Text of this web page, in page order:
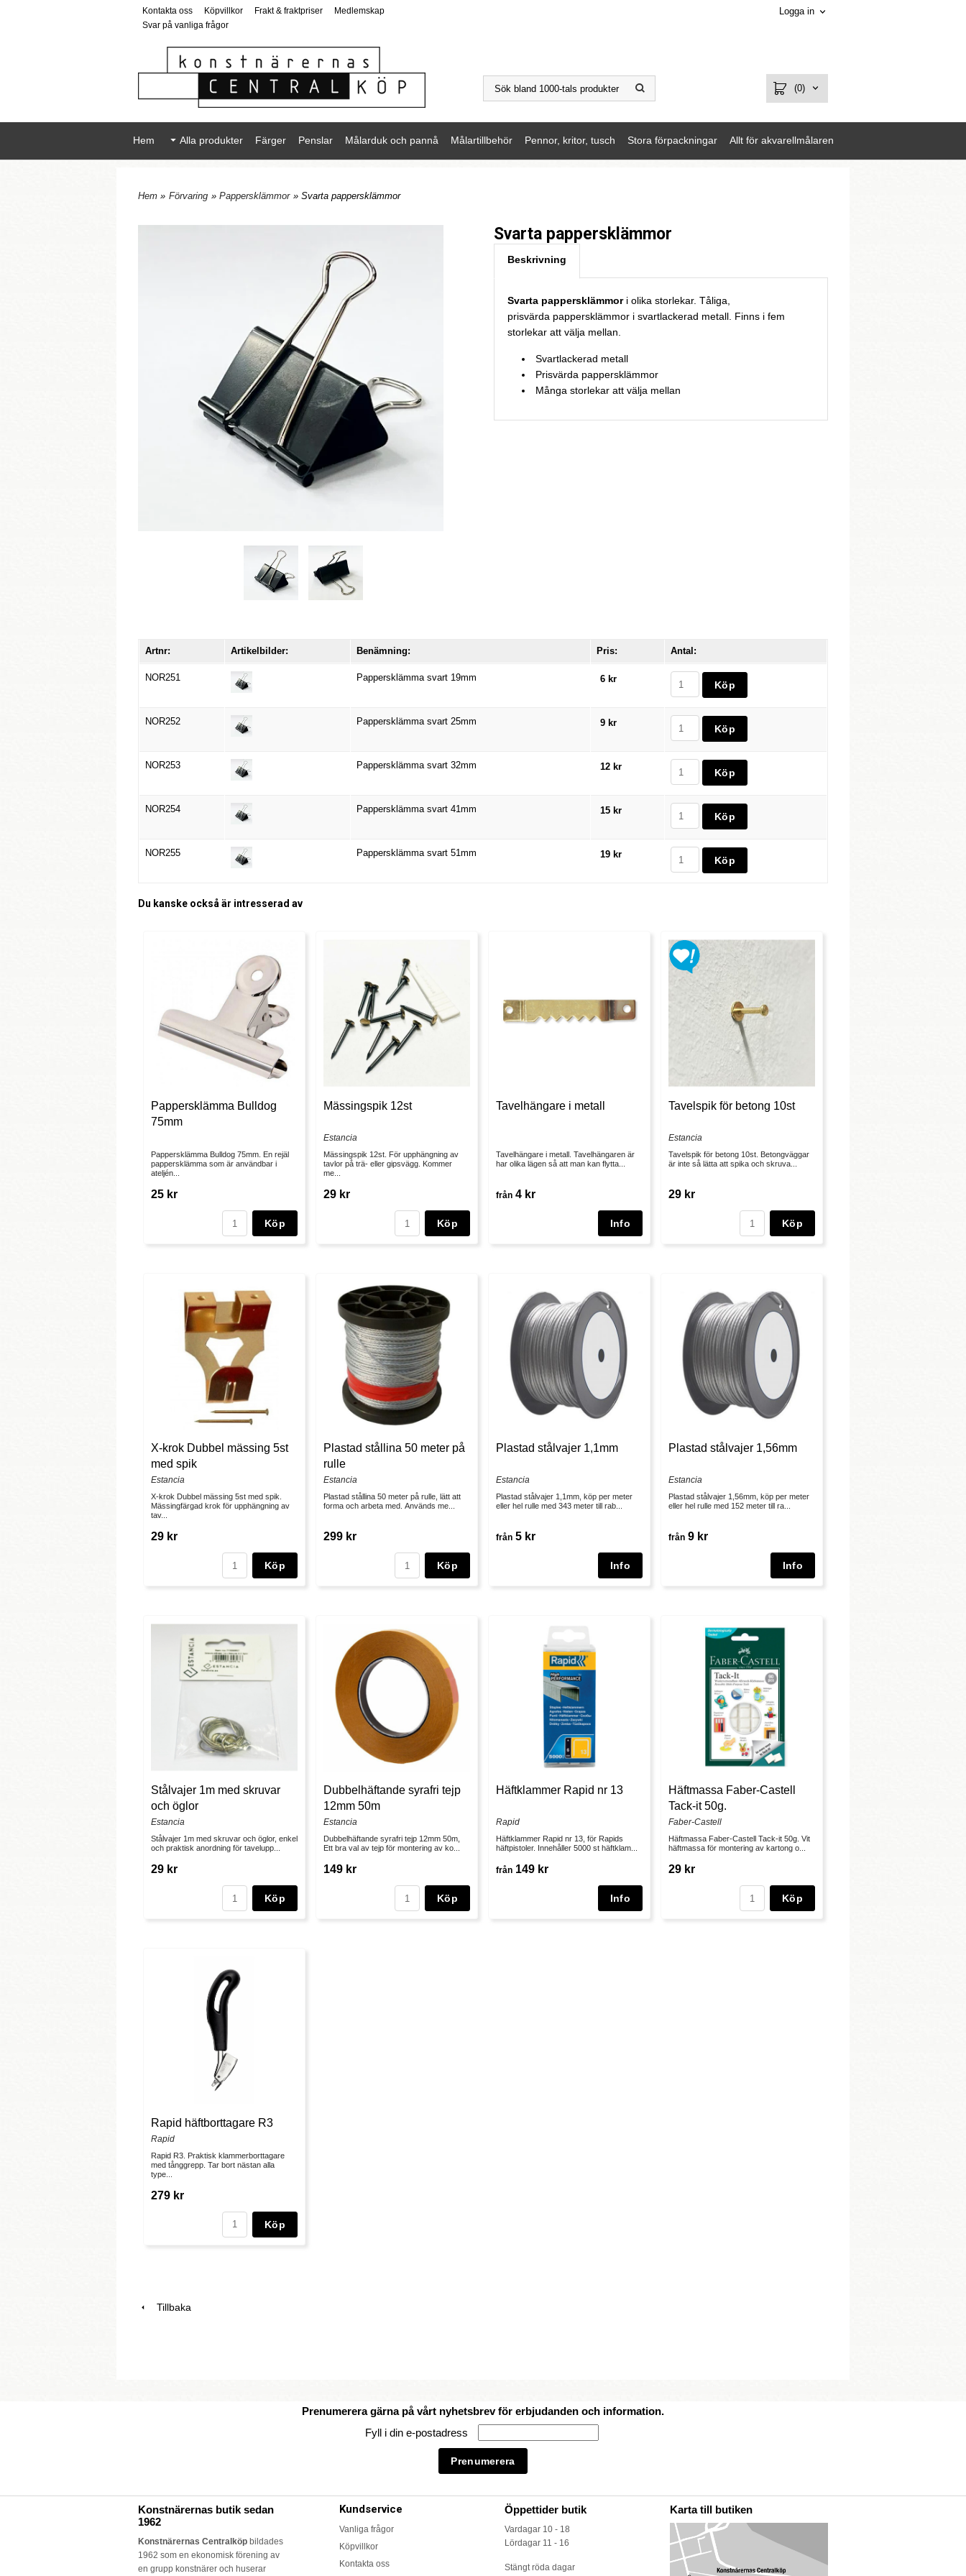
Kontakta oss Köpvillkor Frakt & fraktpriser
Medlemskap
Svar på vanliga frågor
Logga in
(0)
Hem Alla produkter Färger Penslar Målarduk och pannå Målartillbehör Pennor, kritor, tusch Stora förpackningar Allt för akvarellmålaren
Hem » Förvaring » Pappersklämmor » Svarta pappersklämmor
Svarta pappersklämmor
Beskrivning
Svarta pappersklämmori olika storlekar. Tåliga,
prisvärda pappersklämmor i svartlackerad metall. Finns i fem
storlekar att välja mellan.
Svartlackerad metall
Prisvärda pappersklämmor
Många storlekar att välja mellan
Artnr: Artikelbilder: Benämning: Pris: Antal:
NOR251 Pappersklämma svart 19mm 6 kr
NOR252 Pappersklämma svart 25mm 9 kr
NOR253 Pappersklämma svart 32mm 12 kr
NOR254 Pappersklämma svart 41mm 15 kr
NOR255 Pappersklämma svart 51mm 19 kr
Du kanske också är intresserad av
Pappersklämma Bulldog
75mm
Pappersklämma Bulldog 75mm. En rejäl
pappersklämma som är användbar i
ateljén...
25 kr
Köp
Mässingspik 12st
Estancia
Mässingspik 12st. För upphängning av
tavlor på trä- eller gipsvägg. Kommer
me...
29 kr
Köp
Tavelhängare i metall
Tavelhängare i metall. Tavelhängaren är
har olika lägen så att man kan flytta...
från 4 kr
Tavelspik för betong 10st
Estancia
Tavelspik för betong 10st. Betongväggar
är inte så lätta att spika och skruva...
29 kr
Köp
X-krok Dubbel mässing 5st
med spik
Estancia
X-krok Dubbel mässing 5st med spik.
Mässingfärgad krok för upphängning av
tav...
29 kr
Köp
Plastad stållina 50 meter på
rulle
Estancia
Plastad stållina 50 meter på rulle, lätt att
forma och arbeta med. Används me...
299 kr
Köp
Plastad stålvajer 1,1mm
Estancia
Plastad stålvajer 1,1mm, köp per meter
eller hel rulle med 343 meter till rab...
från 5 kr
Plastad stålvajer 1,56mm
Estancia
Plastad stålvajer 1,56mm, köp per meter
eller hel rulle med 152 meter till ra...
från 9 kr
Stålvajer 1m med skruvar
och öglor
Estancia
Stålvajer 1m med skruvar och öglor, enkel
och praktisk anordning för tavelupp...
29 kr
Köp
Dubbelhäftande syrafri tejp
12mm 50m
Estancia
Dubbelhäftande syrafri tejp 12mm 50m,
Ett bra val av tejp för montering av ko...
149 kr
Köp
Häftklammer Rapid nr 13
Rapid
Häftklammer Rapid nr 13, för Rapids
häftpistoler. Innehåller 5000 st häftklam...
från 149 kr
Häftmassa Faber-Castell
Tack-it 50g.
Faber-Castell
Häftmassa Faber-Castell Tack-it 50g. Vit
häftmassa för montering av kartong o...
29 kr
Köp
Rapid häftborttagare R3
Rapid
Rapid R3. Praktisk klammerborttagare
med tånggrepp. Tar bort nästan alla
type...
279 kr
Köp
Tillbaka
Prenumerera gärna på vårt nyhetsbrev för erbjudanden och information.
Fyll i din e-postadress
Konstnärernas butik sedan
1962
Konstnärernas Centralköp bildades
1962 som en ekonomisk förening av
en grupp konstnärer och huserar
Kundservice
Vanliga frågor
Köpvillkor
Kontakta oss
Öppettider butik
Vardagar 10 - 18
Lördagar 11 - 16
Stängt röda dagar
Karta till butiken